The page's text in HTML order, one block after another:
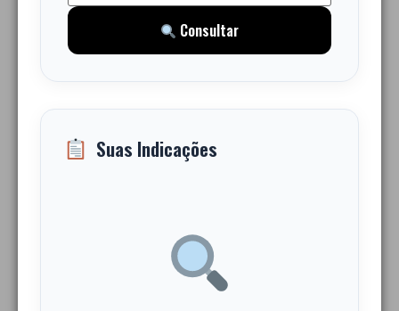
Consultar
Suas Indicações